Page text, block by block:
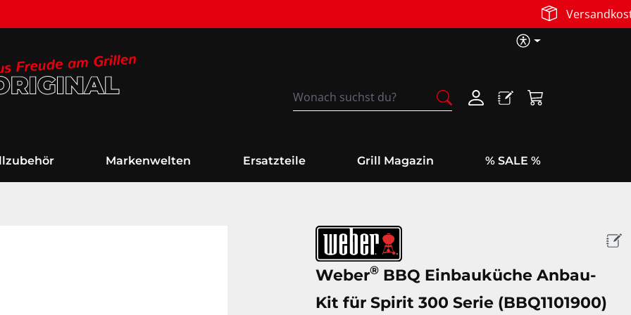
Warenkorb
Markenwelten Ersatzteile Grill Magazin % SALE %
Weber® BBQ Einbauküche Anbau-
Kit für Spirit 300 Serie (BBQ1101900)